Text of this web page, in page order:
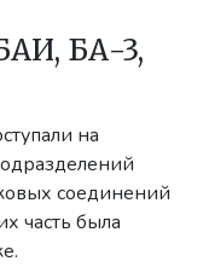
БА-3,
на
соединений
часть была